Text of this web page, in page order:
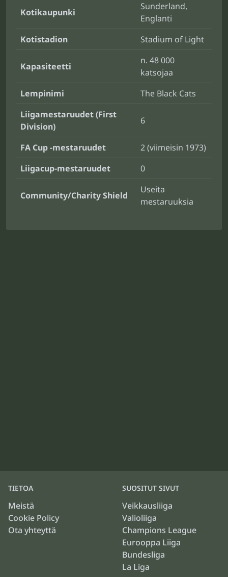
Kotikaupunki
Sunderland,
Englanti
Kotistadion
Stadium of Light
Kapasiteetti
n. 48 000
katsojaa
Lempinimi
The Black Cats
Liigamestaruudet (First
Division)
6
FA Cup -mestaruudet
2 (viimeisin 1973)
Liigacup-mestaruudet
0
Community/Charity Shield
Useita
mestaruuksia
TIETOA
Meistä
Cookie Policy
Ota yhteyttä
SUOSITUT SIVUT
Veikkausliiga
Valioliiga
Champions League
Eurooppa Liiga
Bundesliga
La Liga